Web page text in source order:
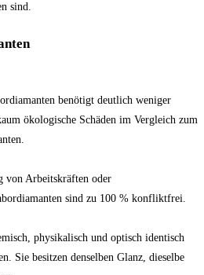
sind.
benötigt deutlich weniger
ökologische Schäden im Vergleich zum
von Arbeitskräften oder
sind zu 100 % konfliktfrei.
physikalisch und optisch identisch
Sie besitzen denselben Glanz, dieselbe